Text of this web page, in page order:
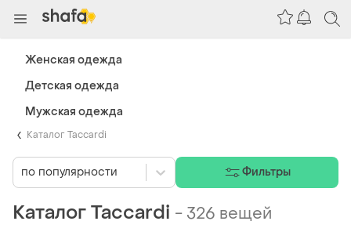
Каталог Taccardi
Каталог Taccardi - 326 вещей
по популярности Фильтры
Женская одежда
Детская одежда
Мужская одежда